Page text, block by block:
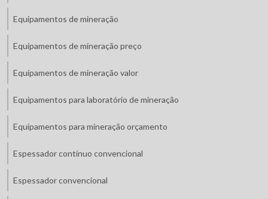
Equipamentos de mineração
Equipamentos de mineração preço
Equipamentos de mineração valor
Equipamentos para laboratório de mineração
Equipamentos para mineração orçamento
Espessador contínuo convencional
Espessador convencional